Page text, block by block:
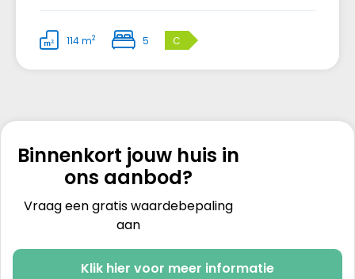
114 m2 5 C
Binnenkort jouw huis in
ons aanbod?
Vraag een gratis waardebepaling
aan
Klik hier voor meer informatie